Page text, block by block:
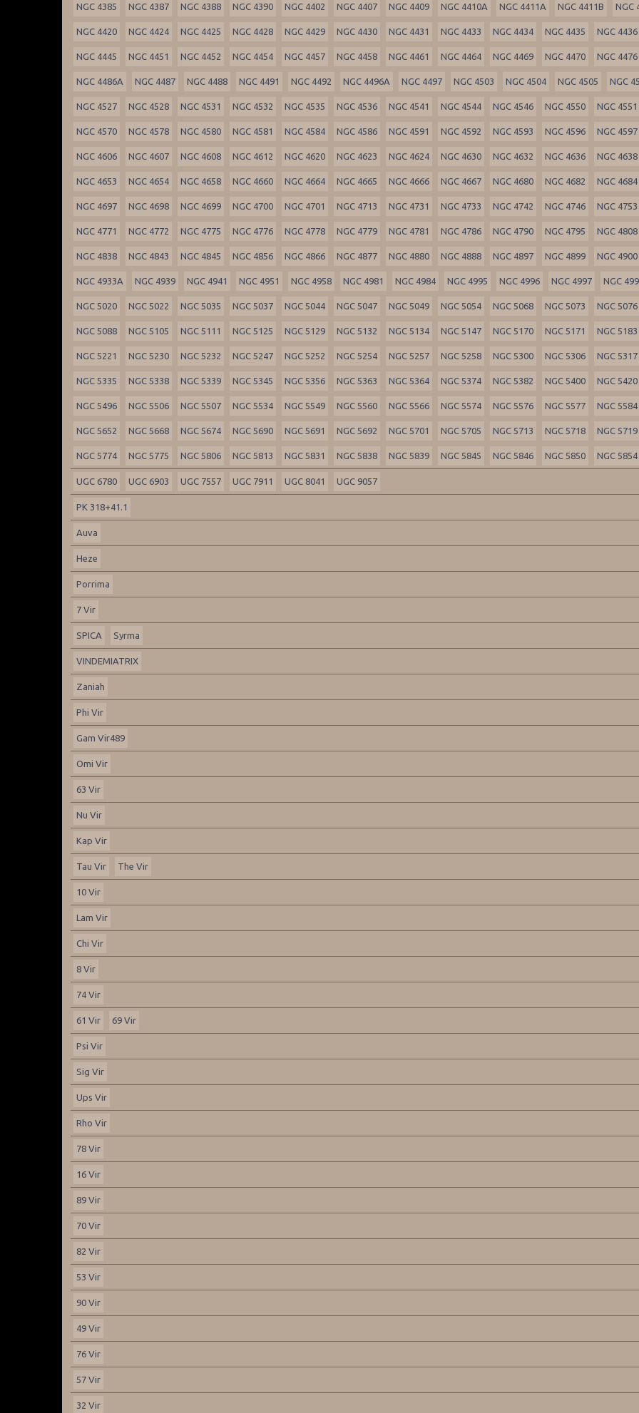
NGC 4385 NGC 4387 NGC 4388 NGC 4390 NGC 4402 NGC 4407 NGC 4409 NGC 4410A NGC 4411A NGC 4411B NGC
NGC 4420 NGC 4424 NGC 4425 NGC 4428 NGC 4429 NGC 4430 NGC 4431 NGC 4433 NGC 4434 NGC 4435 NGC 4436
NGC 4445 NGC 4451 NGC 4452 NGC 4454 NGC 4457 NGC 4458 NGC 4461 NGC 4464 NGC 4469 NGC 4470 NGC 4476
NGC 4486A NGC 4487 NGC 4488 NGC 4491 NGC 4492 NGC 4496A NGC 4497 NGC 4503 NGC 4504 NGC 4505 NGC
NGC 4527 NGC 4528 NGC 4531 NGC 4532 NGC 4535 NGC 4536 NGC 4541 NGC 4544 NGC 4546 NGC 4550 NGC 4551
NGC 4570 NGC 4578 NGC 4580 NGC 4581 NGC 4584 NGC 4586 NGC 4591 NGC 4592 NGC 4593 NGC 4596 NGC 4597
NGC 4606 NGC 4607 NGC 4608 NGC 4612 NGC 4620 NGC 4623 NGC 4624 NGC 4630 NGC 4632 NGC 4636 NGC 4638
NGC 4653 NGC 4654 NGC 4658 NGC 4660 NGC 4664 NGC 4665 NGC 4666 NGC 4667 NGC 4680 NGC 4682 NGC 4684
NGC 4697 NGC 4698 NGC 4699 NGC 4700 NGC 4701 NGC 4713 NGC 4731 NGC 4733 NGC 4742 NGC 4746 NGC 4753
NGC 4771 NGC 4772 NGC 4775 NGC 4776 NGC 4778 NGC 4779 NGC 4781 NGC 4786 NGC 4790 NGC 4795 NGC 4808
NGC 4838 NGC 4843 NGC 4845 NGC 4856 NGC 4866 NGC 4877 NGC 4880 NGC 4888 NGC 4897 NGC 4899 NGC 4900
NGC 4933A NGC 4939 NGC 4941 NGC 4951 NGC 4958 NGC 4981 NGC 4984 NGC 4995 NGC 4996 NGC 4997 NGC
NGC 5020 NGC 5022 NGC 5035 NGC 5037 NGC 5044 NGC 5047 NGC 5049 NGC 5054 NGC 5068 NGC 5073 NGC 5076
NGC 5088 NGC 5105 NGC 5111 NGC 5125 NGC 5129 NGC 5132 NGC 5134 NGC 5147 NGC 5170 NGC 5171 NGC 5183
NGC 5221 NGC 5230 NGC 5232 NGC 5247 NGC 5252 NGC 5254 NGC 5257 NGC 5258 NGC 5300 NGC 5306 NGC 5317
NGC 5335 NGC 5338 NGC 5339 NGC 5345 NGC 5356 NGC 5363 NGC 5364 NGC 5374 NGC 5382 NGC 5400 NGC 5420
NGC 5496 NGC 5506 NGC 5507 NGC 5534 NGC 5549 NGC 5560 NGC 5566 NGC 5574 NGC 5576 NGC 5577 NGC 5584
NGC 5652 NGC 5668 NGC 5674 NGC 5690 NGC 5691 NGC 5692 NGC 5701 NGC 5705 NGC 5713 NGC 5718 NGC 5719
NGC 5774 NGC 5775 NGC 5806 NGC 5813 NGC 5831 NGC 5838 NGC 5839 NGC 5845 NGC 5846 NGC 5850 NGC 5854
UGC 6780 UGC 6903 UGC 7557 UGC 7911 UGC 8041 UGC 9057
PK 318+41.1
Auva
Heze
Porrima
7 Vir
SPICA Syrma
VINDEMIATRIX
Zaniah
Phi Vir
Gam Vir489
Omi Vir
63 Vir
Nu Vir
Kap Vir
Tau Vir The Vir
10 Vir
Lam Vir
Chi Vir
8 Vir
74 Vir
61 Vir 69 Vir
Psi Vir
Sig Vir
Ups Vir
Rho Vir
78 Vir
16 Vir
89 Vir
70 Vir
82 Vir
53 Vir
90 Vir
49 Vir
76 Vir
57 Vir
32 Vir